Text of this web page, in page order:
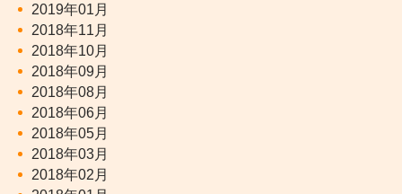
2019年01月
2018年11月
2018年10月
2018年09月
2018年08月
2018年06月
2018年05月
2018年03月
2018年02月